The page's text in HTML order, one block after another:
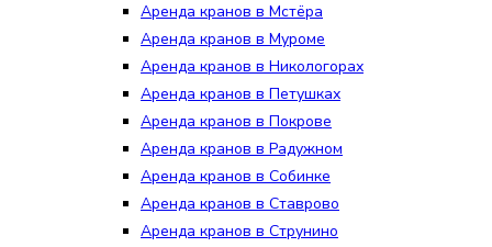
Аренда кранов в Мстёра
Аренда кранов в Муроме
Аренда кранов в Никологорах
Аренда кранов в Петушках
Аренда кранов в Покрове
Аренда кранов в Радужном
Аренда кранов в Собинке
Аренда кранов в Ставрово
Аренда кранов в Струнино